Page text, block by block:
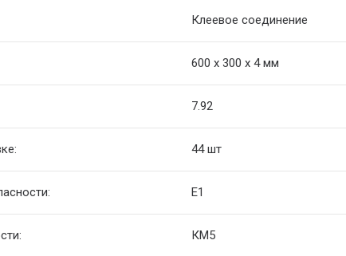
Клеевое соединение
600 х 300 х 4 мм
7.92
44 шт
Е1
КМ5